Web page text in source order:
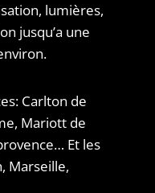
lumières,
jusqu’a une
Carlton de
Mariott de
Et les
Marseille,